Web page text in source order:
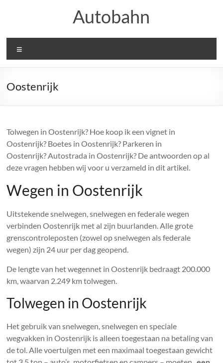
Autobahn
Oostenrijk
Tolwegen in Oostenrijk? Hoe koop ik een vignet in
Oostenrijk? Boetes in Oostenrijk? Parkeren in
Oostenrijk? Autostrada in Oostenrijk? De antwoorden op al
deze vragen hebben wij voor u verzameld in dit artikel.
Wegen in Oostenrijk
Uitstekende snelwegen, snelwegen en federale wegen
verbinden Oostenrijk met al zijn buurlanden. Alle grote
grenscontroleposten (zowel op snelwegen als federale
wegen) zijn 24 uur per dag geopend.
De lengte van het wegennet in Oostenrijk bedraagt ​​200.000
km, waarvan 2.249 km tolwegen.
Tolwegen in Oostenrijk
Het gebruik van snelwegen, snelwegen en speciale
wegvakken in Oostenrijk is alleen toegestaan ​​na betaling van
de tol. Alle voertuigen met een maximaal toegestaan ​​gewicht